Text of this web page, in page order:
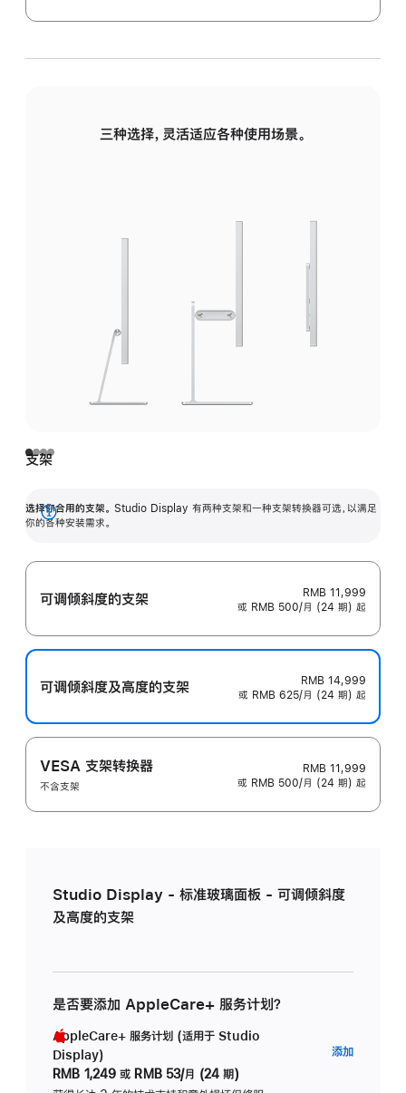
三种选择，灵活适应各种使用场景。
支架
选择你合用的支架。 Studio Display 有两种支架和一种支架转换器可选，以满足
你的各种安装需求。
展
可调倾斜度的支架
RMB 11,999
或 RMB 500/月 (24 期) 起
可调倾斜度及高‍度的支‍架
RMB 14,999
或 RMB 625/月 (24 期) 起
VESA 支架转换器
不含支架
RMB 11,999
或 RMB 500/月 (24 期) 起
Studio Display - 标准玻璃面板 - 可调倾斜度
及高度的支架
是否要添加 AppleCare+ 服务计划？
AppleCare+ 服务计划 (适用于 Studio
Display)
RMB 1,249 或 RMB 53/月 (24 期)
添加